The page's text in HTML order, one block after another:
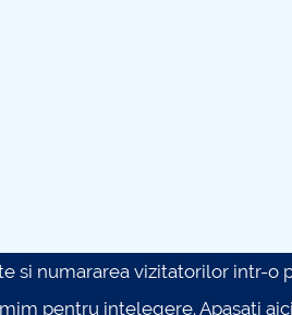
si numararea vizitatorilor intr-
pentru intelegere.Apasati